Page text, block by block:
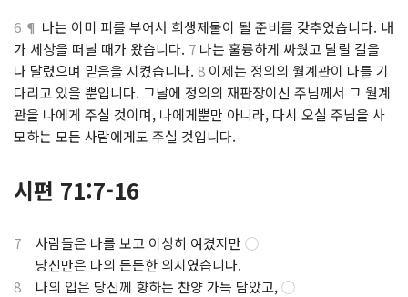
6 ¶ 나는 이미 피를 부어서 희생제물이 될 준비를 갖추었습니다. 내
가 세상을 떠날 때가 왔습니다. 7 나는 훌륭하게 싸웠고 달릴 길을
다 달렸으며 믿음을 지켰습니다. 8 이제는 정의의 월계관이 나를 기
다리고 있을 뿐입니다. 그날에 정의의 재판장이신 주님께서 그 월계
관을 나에게 주실 것이며, 나에게뿐만 아니라, 다시 오실 주님을 사
모하는 모든 사람에게도 주실 것입니다.
시편 71:7-16
7 사람들은 나를 보고 이상히 여겼지만 ◯
당신만은 나의 든든한 의지였습니다.
8 나의 입은 당신께 향하는 찬양 가득 담았고,◯